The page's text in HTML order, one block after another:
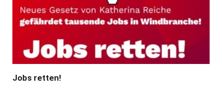
Jobs retten!